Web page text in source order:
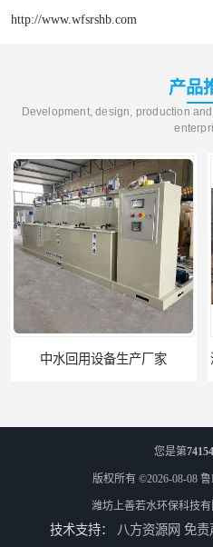
http://www.wfsrshb.com
产品
Development, design, production
您是第
版权所有 ©2026-08-08 鲁
潍坊上善若水环保科技有
技术支持： 八方资源网 免责